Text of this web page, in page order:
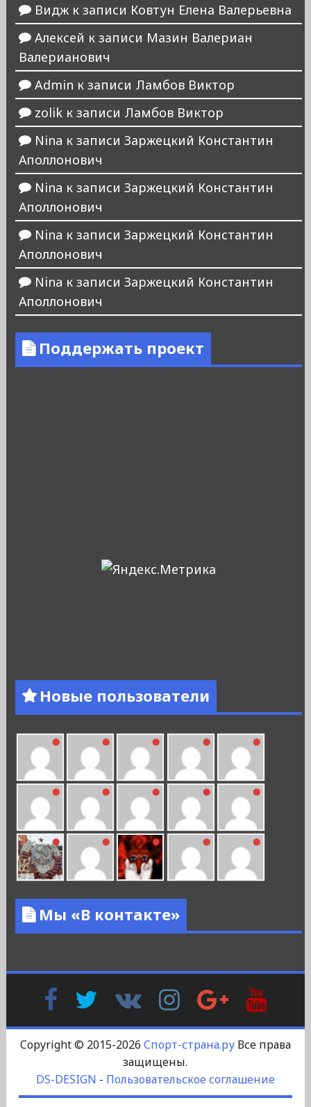
Виджк записи Ковтун Елена Валерьевна
Алексей к записи Мазин Валериан
Валерианович
Admin к записи Ламбов Виктор
zolikк записи Ламбов Виктор
Nina к записи Заржецкий Константин
Аполлонович
Nina к записи Заржецкий Константин
Аполлонович
Nina к записи Заржецкий Константин
Аполлонович
Nina к записи Заржецкий Константин
Аполлонович
Поддержать проект
Новые пользователи
Мы «В контакте»
FacebookTwitter
Контакте
InstagramGoogle
Plus
Copyright © 2015-2026 Спорт-страна.руВсе права
защищены.
DS-DESIGN - Пользовательское соглашение